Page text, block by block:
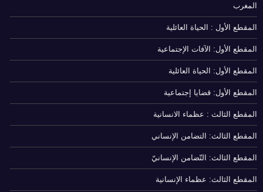
المغرب
المقطع الأول : الحياة العائلية
المقطع الأول: الآفات الإجتماعية
المقطع الأول: الحياة العائلية
المقطع الأول: قضايا إجتماعية
المقطع الثالث : عظماء الانسانية
المقطع الثالث: التضامن الإنساني
المقطع الثالث: التّضامن الإنسانيّ
المقطع الثالث: عظماء الإنسانية